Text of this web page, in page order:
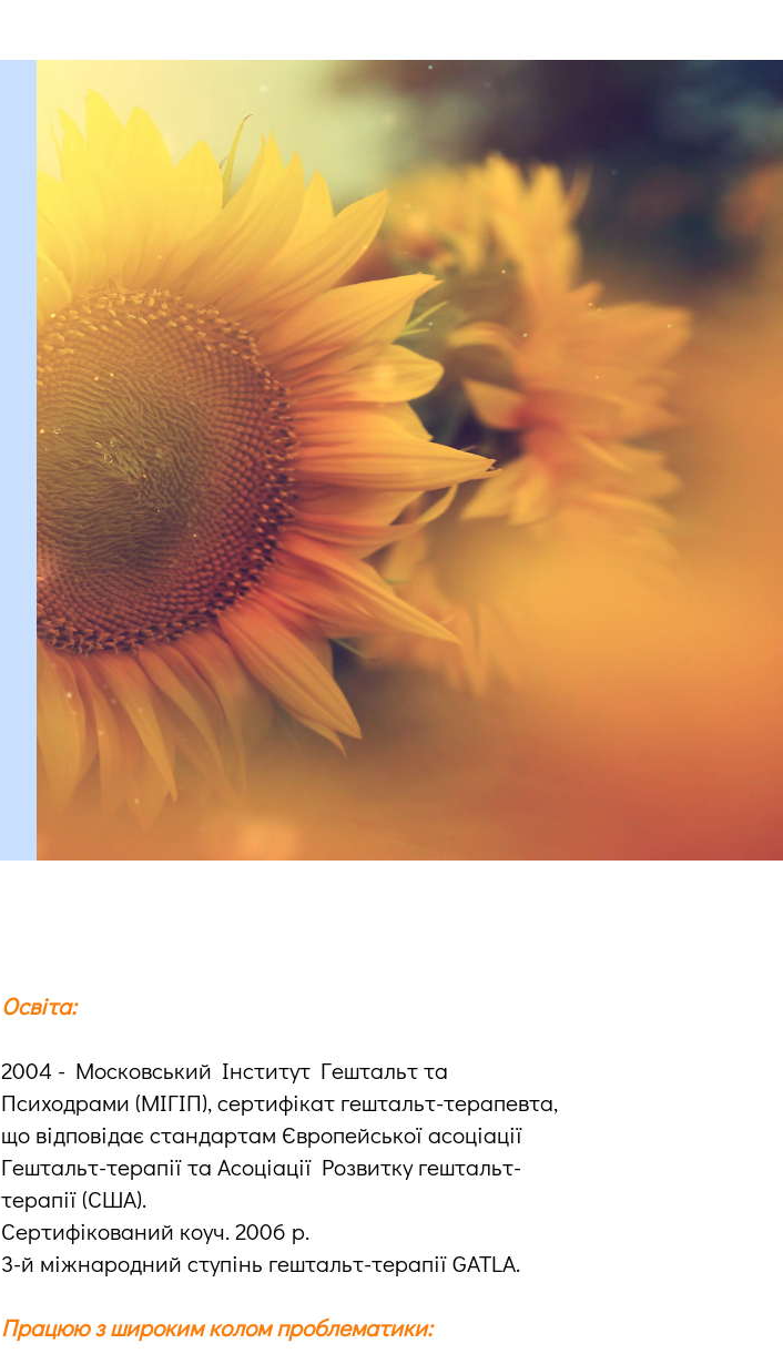
Освіта:
2004 - Московський Інститут Гештальт та
Психодрами (МІГІП), сертифікат гештальт-терапевта,
що відповідає стандартам Європейської асоціації
Гештальт-терапії та Асоціації Розвитку гештальт-
терапії (США).
Сертифікований коуч. 2006 р.
3-й міжнародний ступінь гештальт-терапії GATLA.
Працюю з широким колом проблематики: